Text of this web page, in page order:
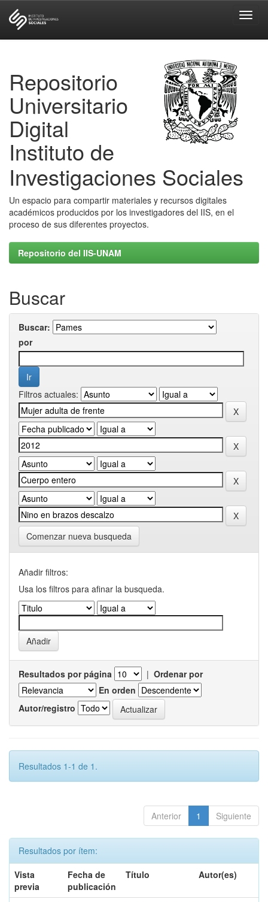
Repositorio
Universitario
Digital
Instituto de
Investigaciones Sociales
Un espacio para compartir materiales y recursos digitales
académicos producidos por los investigadores del IIS, en el
proceso de sus diferentes proyectos.
Repositorio del IIS-UNAM
Buscar
Buscar:
por
Filtros actuales:
Comenzar nueva busqueda
Añadir filtros:
Usa los filtros para afinar la busqueda.
Resultados por página | Ordenar por
En orden
Autor/registro
Resultados 1-1 de 1.
Anterior 1 Siguiente
Resultados por ítem:
Vista
previa
Fecha de
publicación
Título Autor(es)